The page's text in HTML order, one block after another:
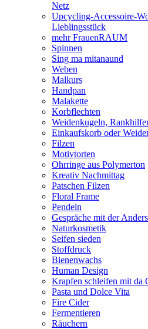
Netz
Upcycling-Accessoire-
Lieblingsstück
mehr FrauenRAUM
Spinnen
Sing ma mitanaund
Weben
Malkurs
Handpan
Malakette
Korbflechten
Weidenkugeln,
Einkaufskorb oder
Filzen
Motivtorten
Ohrringe aus Polymerton
Kreativ Nachmittag
Patschen Filzen
Floral Frame
Pendeln
Gespräche mit der
Naturkosmetik
Seifen sieden
Stoffdruck
Bienenwachs
Human Design
Krapfen schleifen mit da
Pasta und Dolce Vita
Fire Cider
Fermentieren
Räuchern